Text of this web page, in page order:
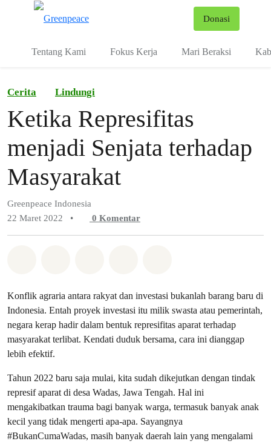
Donasi
Tentang Kami Fokus Kerja Mari Beraksi
Cerita Lindungi
Ketika Represifitas
menjadi Senjata terhadap
Masyarakat
Greenpeace Indonesia
22 Maret 2022
• 0 Komentar
Konflik agraria antara rakyat dan investasi bukanlah barang baru di
Indonesia. Entah proyek investasi itu milik swasta atau pemerintah,
negara kerap hadir dalam bentuk represifitas aparat terhadap
masyarakat terlibat. Kendati duduk bersama, cara ini dianggap
lebih efektif.
Tahun 2022 baru saja mulai, kita sudah dikejutkan dengan tindak
represif aparat di desa Wadas, Jawa Tengah. Hal ini
mengakibatkan trauma bagi banyak warga, termasuk banyak anak
kecil yang tidak mengerti apa-apa. Sayangnya
#BukanCumaWadas, masih banyak daerah lain yang mengalami